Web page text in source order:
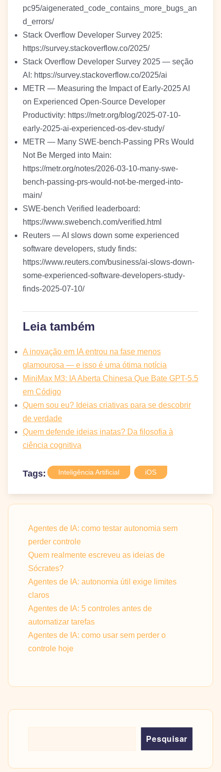
pc95/aigenerated_code_contains_more_bugs_an
d_errors/
Stack Overflow Developer Survey 2025:
https://survey.stackoverflow.co/2025/
Stack Overflow Developer Survey 2025 — seção
AI: https://survey.stackoverflow.co/2025/ai
METR — Measuring the Impact of Early-2025 AI
on Experienced Open-Source Developer
Productivity: https://metr.org/blog/2025-07-10-
early-2025-ai-experienced-os-dev-study/
METR — Many SWE-bench-Passing PRs Would
Not Be Merged into Main:
https://metr.org/notes/2026-03-10-many-swe-
bench-passing-prs-would-not-be-merged-into-
main/
SWE-bench Verified leaderboard:
https://www.swebench.com/verified.html
Reuters — AI slows down some experienced
software developers, study finds:
https://www.reuters.com/business/ai-slows-down-
some-experienced-software-developers-study-
finds-2025-07-10/
Leia também
A inovação em IA entrou na fase menos
glamourosa — e isso é uma ótima notícia
MiniMax M3: IA Aberta Chinesa Que Bate GPT-5.5
em Código
Quem sou eu? Ideias criativas para se descobrir
de verdade
Quem defende ideias inatas? Da filosofia à
ciência cognitiva
Tags: Inteligência Artificial iOS
Agentes de IA: como testar autonomia sem
perder controle
Quem realmente escreveu as ideias de
Sócrates?
Agentes de IA: autonomia útil exige limites
claros
Agentes de IA: 5 controles antes de
automatizar tarefas
Agentes de IA: como usar sem perder o
controle hoje
Pesquisar